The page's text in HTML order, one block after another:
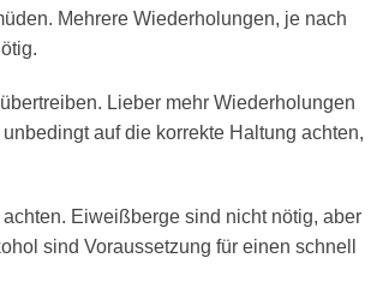
Mehrere Wiederholungen, je nach
Lieber mehr Wiederholungen
auf die korrekte Haltung achten,
Eiweißberge sind nicht nötig, aber
sind Voraussetzung für einen schnell